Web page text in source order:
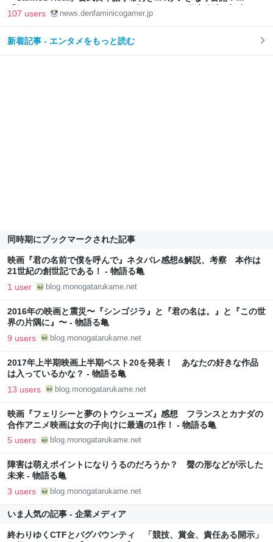
「SUMMER SONIC 2026」での9年ぶりとなる日本公演を記念して
107 users news.denfaminicogamer.jp
新着記事 - エンタメをもっと読む
同時期にブックマークされた記事
映画『君の名前で僕を呼んで』ネタバレ感想&解説、考察 本作は
21世紀の創世記である！ - 物語る亀
1 user blog.monogatarukame.net
2016年の映画と震災〜『シンゴジラ』と『君の名は。』と『この世
界の片隅に』〜 - 物語る亀
9 users blog.monogatarukame.net
2017年上半期映画上半期ベスト20を発表！ あなたの好きな作品
は入っているかな？ - 物語る亀
13 users blog.monogatarukame.net
映画『フェリシーと夢のトウシューズ』感想 フランスとカナダの
合作アニメ映画は女の子向けに最適の1作！ - 物語る亀
5 users blog.monogatarukame.net
障害は萌えポイントになりうるのだろうか？ 聲の形などが示した
未来 - 物語る亀
3 users blog.monogatarukame.net
いま人気の記事 - 企業メディア
終わりゆくCTFとバグバウンティ 「競技、賞金、責任ある開示」